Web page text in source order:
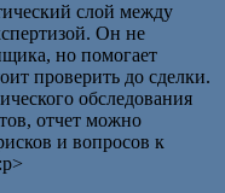
слой между
Он не
но помогает
проверить до сделки.
обследования
отчет можно
и вопросов к